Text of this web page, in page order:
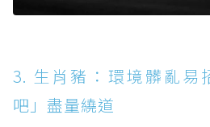
3. 生肖豬：環境髒亂易
吧」盡量繞道